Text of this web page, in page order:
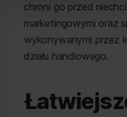
chroni go przed
marketingowymi oraz
wykonywanymi przez
działu handlowego.